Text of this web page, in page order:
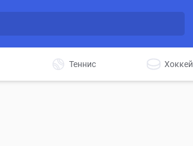
Теннис Хоккей